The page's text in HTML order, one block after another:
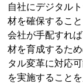
自社にデジタル
材を確保するこ
会社が手配すれ
材を育成するた
タル変革に対応
を実施すること